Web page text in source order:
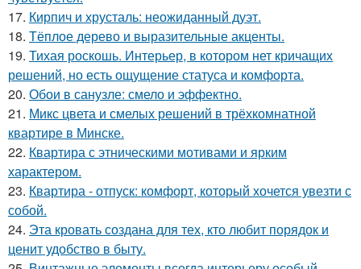
17. Кирпич и хрусталь: неожиданный дуэт.
18. Тёплое дерево и выразительные акценты.
19. Тихая роскошь. Интерьер, в котором нет кричащих
решений, но есть ощущение статуса и комфорта.
20. Обои в санузле: смело и эффектно.
21. Микс цвета и смелых решений в трёхкомнатной
квартире в Минске.
22. Квартира с этническими мотивами и ярким
характером.
23. Квартира - отпуск: комфорт, который хочется увезти с
собой.
24. Эта кровать создана для тех, кто любит порядок и
ценит удобство в быту.